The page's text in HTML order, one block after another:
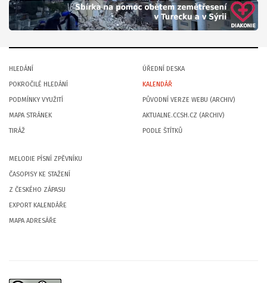
HLEDÁNÍ
POKROČILÉ HLEDÁNÍ
PODMÍNKY VYUŽITÍ
MAPA STRÁNEK
TIRÁŽ
ÚŘEDNÍ DESKA
KALENDÁŘ
PŮVODNÍ VERZE WEBU (ARCHIV)
AKTUALNE.CCSH.CZ (ARCHIV)
PODLE ŠTÍTKŮ
MELODIE PÍSNÍ ZPĚVNÍKU
ČASOPISY KE STAŽENÍ
Z ČESKÉHO ZÁPASU
EXPORT KALENDÁŘE
MAPA ADRESÁŘE